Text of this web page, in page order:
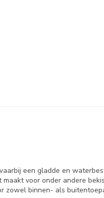
een gladde en
voor onder andere
zowel binnen- als